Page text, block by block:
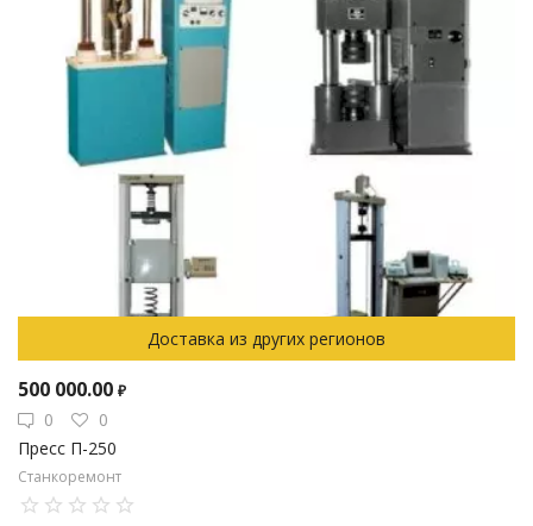
Доставка из других регионов
500 000.00 ₽
0
0
Пресс П-250
Станкоремонт